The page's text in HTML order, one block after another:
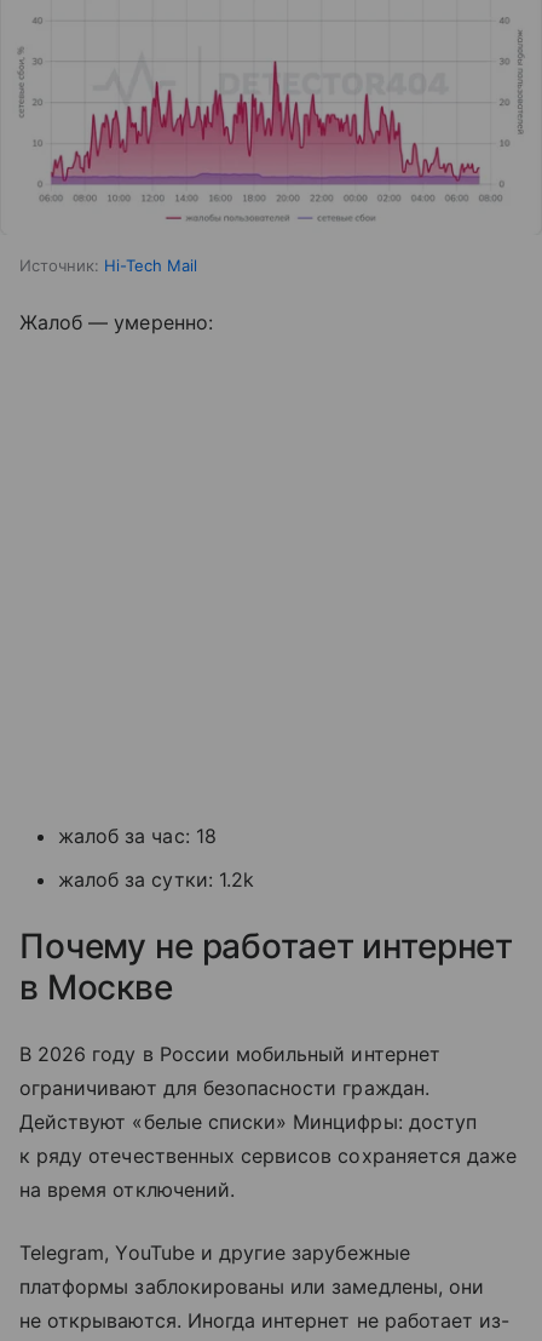
Источник: Hi-Tech Mail
Жалоб — умеренно:
жалоб за час: 18
жалоб за сутки: 1.2k
Почему не работает интернет
в Москве
В 2026 году в России мобильный интернет
ограничивают для безопасности граждан.
Действуют «белые списки» Минцифры: доступ
к ряду отечественных сервисов сохраняется даже
на время отключений.
Telegram, YouTube и другие зарубежные
платформы заблокированы или замедлены, они
не открываются. Иногда интернет не работает из-